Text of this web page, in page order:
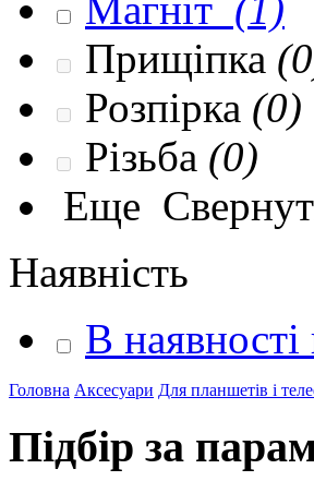
Прищіпка
Розпірка (0)
Різьба (0)
Еще
Наявність
В
Головна Аксесуари Для планшетів і
Підбір за